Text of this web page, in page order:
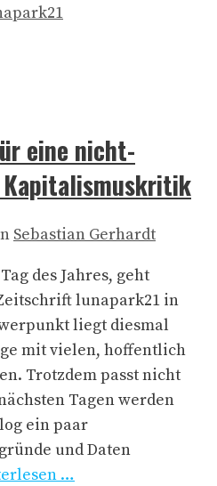
eine nicht-
Sebastian Gerhardt
des Jahres, geht
lunapark21 in
liegt diesmal
mit vielen, hoffentlich
Trotzdem passt nicht
Tagen werden
ein paar
und Daten
…